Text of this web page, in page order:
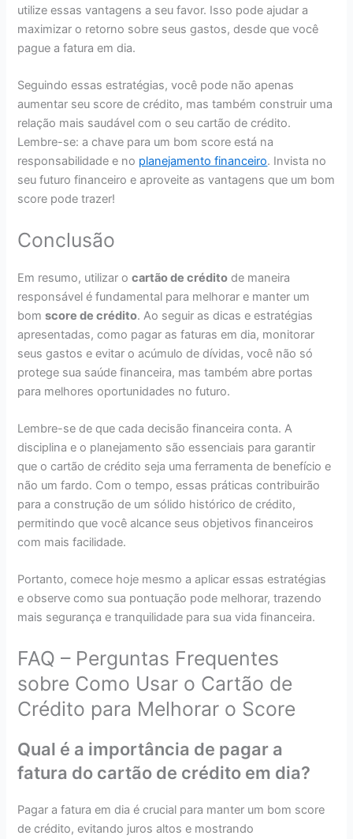
utilize essas vantagens a seu favor. Isso pode ajudar a
maximizar o retorno sobre seus gastos, desde que você
pague a fatura em dia.
Seguindo essas estratégias, você pode não apenas
aumentar seu score de crédito, mas também construir uma
relação mais saudável com o seu cartão de crédito.
Lembre-se: a chave para um bom score está na
responsabilidade e no planejamento financeiro. Invista no
seu futuro financeiro e aproveite as vantagens que um bom
score pode trazer!
Conclusão
Em resumo, utilizar ocartão de crédito de maneira
responsável é fundamental para melhorar e manter um
bomscore de crédito. Ao seguir as dicas e estratégias
apresentadas, como pagar as faturas em dia, monitorar
seus gastos e evitar o acúmulo de dívidas, você não só
protege sua saúde financeira, mas também abre portas
para melhores oportunidades no futuro.
Lembre-se de que cada decisão financeira conta. A
disciplina e o planejamento são essenciais para garantir
que o cartão de crédito seja uma ferramenta de benefício e
não um fardo. Com o tempo, essas práticas contribuirão
para a construção de um sólido histórico de crédito,
permitindo que você alcance seus objetivos financeiros
com mais facilidade.
Portanto, comece hoje mesmo a aplicar essas estratégias
e observe como sua pontuação pode melhorar, trazendo
mais segurança e tranquilidade para sua vida financeira.
FAQ – Perguntas Frequentes
sobre Como Usar o Cartão de
Crédito para Melhorar o Score
Qual é a importância de pagar a
fatura do cartão de crédito em dia?
Pagar a fatura em dia é crucial para manter um bom score
de crédito, evitando juros altos e mostrando